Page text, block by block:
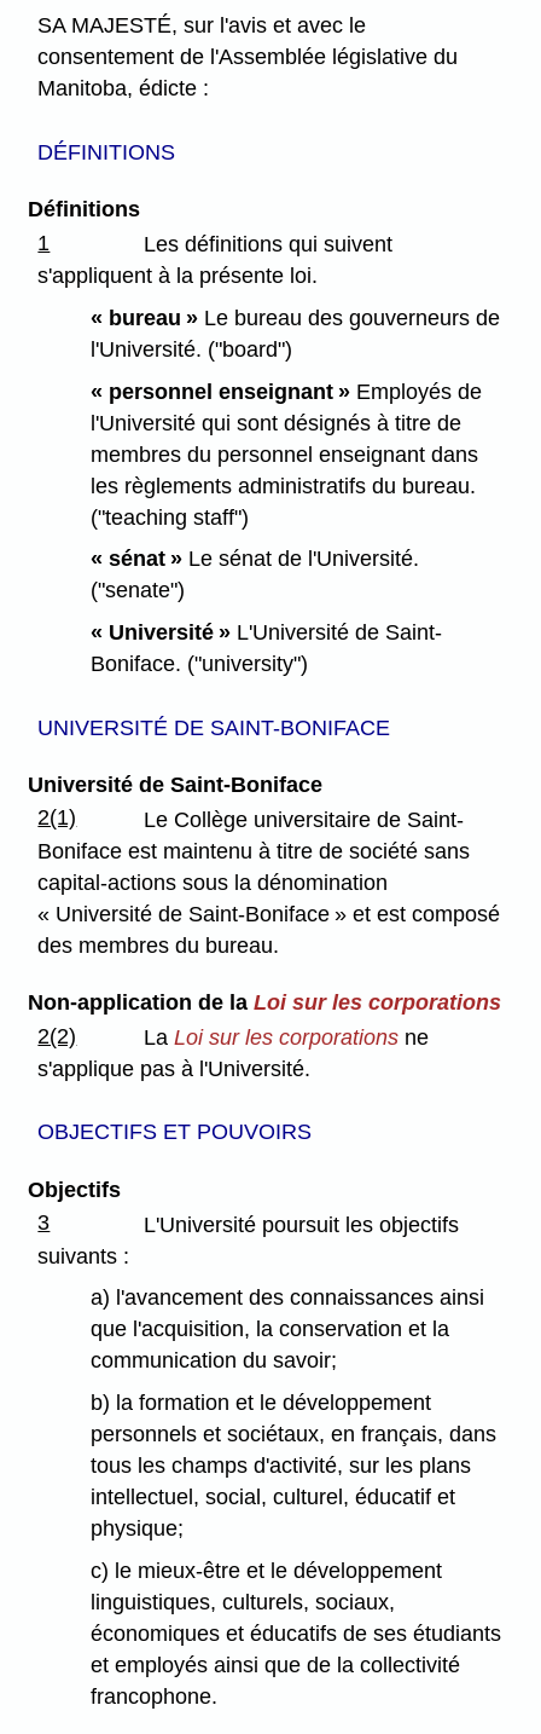
SA MAJESTÉ, sur l'avis et avec le
consentement de l'Assemblée législative du
Manitoba, édicte :
DÉFINITIONS
Définitions
1
Les définitions qui suivent
s'appliquent à la présente loi.
« bureau » Le bureau des gouverneurs de
l'Université. ("board")
« personnel enseignant » Employés de
l'Université qui sont désignés à titre de
membres du personnel enseignant dans
les règlements administratifs du bureau.
("teaching staff")
« sénat » Le sénat de l'Université.
("senate")
« Université » L'Université de Saint-
Boniface. ("university")
UNIVERSITÉ DE SAINT-BONIFACE
Université de Saint-Boniface
2(1)
Le Collège universitaire de Saint-
Boniface est maintenu à titre de société sans
capital-actions sous la dénomination
« Université de Saint-Boniface » et est composé
des membres du bureau.
Non-application de la Loi sur les corporations
2(2)
LaLoi sur les corporations ne
s'applique pas à l'Université.
OBJECTIFS ET POUVOIRS
Objectifs
3
L'Université poursuit les objectifs
suivants :
a) l'avancement des connaissances ainsi
que l'acquisition, la conservation et la
communication du savoir;
b) la formation et le développement
personnels et sociétaux, en français, dans
tous les champs d'activité, sur les plans
intellectuel, social, culturel, éducatif et
physique;
c) le mieux-être et le développement
linguistiques, culturels, sociaux,
économiques et éducatifs de ses étudiants
et employés ainsi que de la collectivité
francophone.